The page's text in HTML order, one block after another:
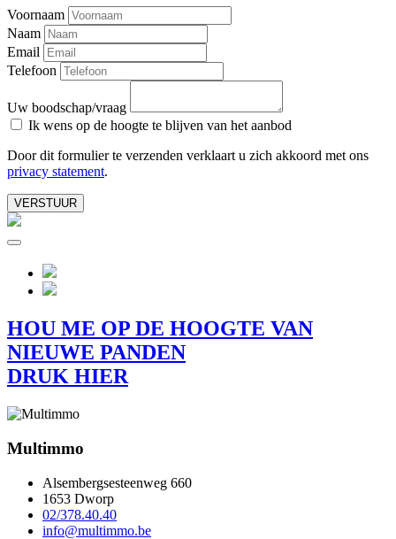
Voornaam
Naam
Email
Telefoon
Uw boodschap/vraag
Ik wens op de hoogte te blijven van het aanbod
Door dit formulier te verzenden verklaart u zich akkoord met ons
privacy statement.
VERSTUUR
HOU ME OP DE HOOGTE VAN
NIEUWE PANDEN
DRUK HIER
Multimmo
Alsembergsesteenweg 660
1653 Dworp
02/378.40.40
info@multimmo.be